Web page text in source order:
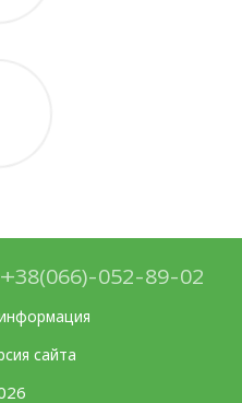
+38(066)-052-89-02
сайта